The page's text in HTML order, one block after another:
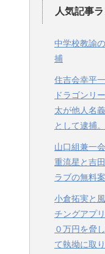
人気記事
中学校教諭
捕
住吉会幸平
ドラゴンリ
太が他人名
として逮捕。
山口組兼一
重流星と吉
ラブの無料
小倉拓実と
チングアプ
０万円を脅
て執拗に取り